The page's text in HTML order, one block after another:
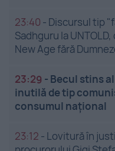
23:40 - Discursul tip
Sadhguru la
New Age fără
23:29 - Becul stins
inutilă de tip
consumul național
23:12 - Lovitură în